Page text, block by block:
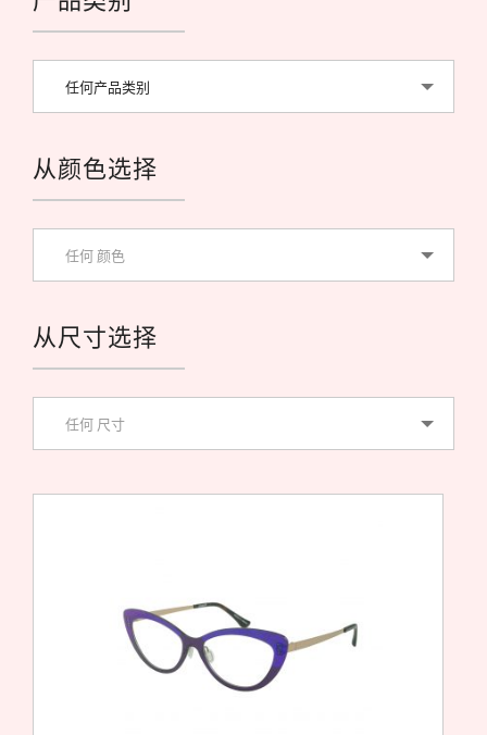
任何产品类别
从颜色选择
任何 颜色
从尺寸选择
任何 尺寸